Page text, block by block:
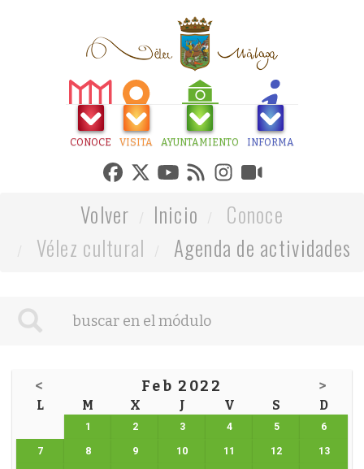
CONOCE VISITA AYUNTAMIENTO INFORMA
Volver Inicio
Conoce
Vélez cultural
Agenda de actividades
< Feb 2022 >
L M X J V S D
1 2 3 4 5 6
7 8 9 10 11 12 13